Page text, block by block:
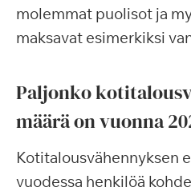
molemmat puolisot ja
maksavat esimerkiksi
Paljonko
määrä on vuonna
Kotitalousvähennyksen
vuodessa henkilöä